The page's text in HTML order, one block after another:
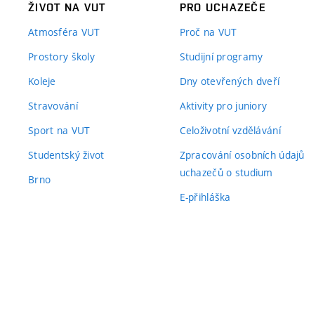
ŽIVOT NA VUT
Atmosféra VUT
Prostory školy
Koleje
Stravování
Sport na VUT
Studentský život
Brno
PRO UCHAZEČE
Proč na VUT
Studijní programy
Dny otevřených dveří
Aktivity pro juniory
Celoživotní vzdělávání
Zpracování osobních údajů
uchazečů o studium
E-přihláška